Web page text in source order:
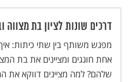
דרכים שונות לציון בת מצווה
מפגש משותף בין שתי כיתות:
אחת חוגגים ומציינים את בת
שלהם? למה מציינים דווקא את